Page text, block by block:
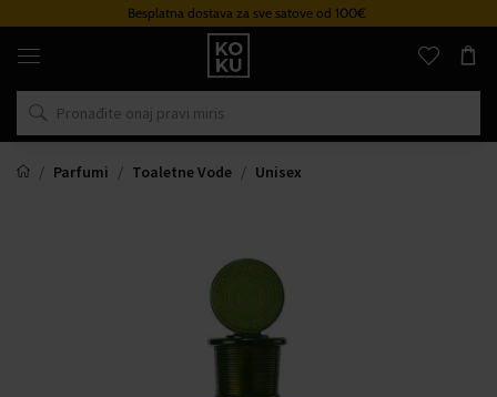
Besplatna dostava za sve satove od 100€
Originalni
parfemi
satovi
na
mjestu
Parfumi
Toaletne Vode Unisex